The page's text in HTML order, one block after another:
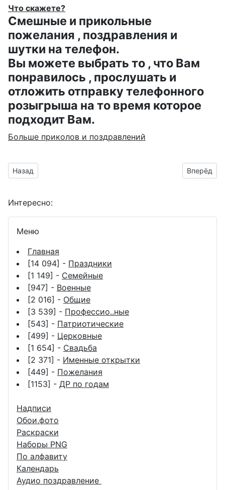
Что скажете?
Смешные и прикольные
пожелания , поздравления и
шутки на телефон.
Вы можете выбрать то , что Вам
понравилось , прослушать и
отложить отправку телефонного
розыгрыша на то время которое
подходит Вам.
Больше приколов и поздравлений
Предыдущий материал: поздравительные анимации ко дню
Назад Вперёд
Интересно:
Меню
Главная
[14 094] - Праздники
[1 149] - Семейные
[947] - Военные
[2 016] - Общие
[3 539] - Профессио..ные
[543] - Патриотические
[499] - Церковные
[1 654] - Свадьба
[2 371] - Именные открытки
[449] - Пожелания
[1153] - ДР по годам
Надписи
Обои,фото
Раскраски
Наборы PNG
По алфавиту
Календарь
Аудио поздравление